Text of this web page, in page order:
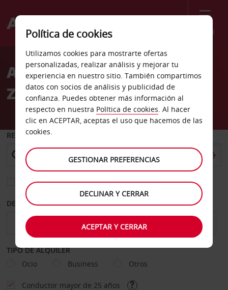
Menú
Welcome
AvisAlquiler de coches Lake
Zurich
RECOGER EN
Elegir otra oficina de devolución
DESDE HASTA
TIPO DE ALQUILER
Ocio
Business Otros
Conductor mayor de 25 años
Política de cookies
Utilizamos cookies para mostrarte ofertas
personalizadas, realizar análisis y mejorar tu
experiencia en nuestro sitio. También compartimos
datos con socios de análisis y publicidad de
confianza. Puedes obtener más información al
respecto en nuestra Política de cookies. Al hacer
clic en ACEPTAR, aceptas el uso que hacemos de las
cookies.
GESTIONAR PREFERENCIAS
DECLINAR Y CERRAR
ACEPTAR Y CERRAR